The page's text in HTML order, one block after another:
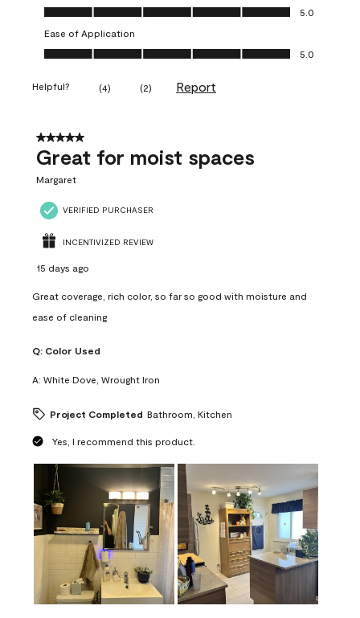
Value of Product, 5.0 out of 5
5.0
Ease of Application
Ease of Application, 5.0 out of 5
5.0
Helpful? (4) (2) Report
5 out of 5 stars.
Great for moist spaces
Margaret
VERIFIED PURCHASER
INCENTIVIZED REVIEW
15 days ago
Great coverage, rich color, so far so good with moisture and
ease of cleaning
Q: Color Used
A: White Dove, Wrought Iron
Project Completed Bathroom, Kitchen
Yes, I recommend this product.